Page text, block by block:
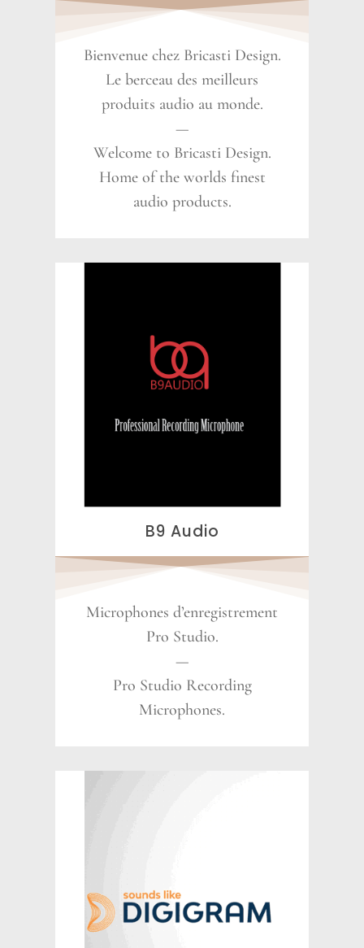
Bienvenue chez Bricasti Design.
Le berceau des meilleurs
produits audio au monde.
—
Welcome to Bricasti Design.
Home of the worlds finest
audio products.
B9 Audio
Microphones d’enregistrement
Pro Studio.
—
Pro Studio Recording
Microphones.